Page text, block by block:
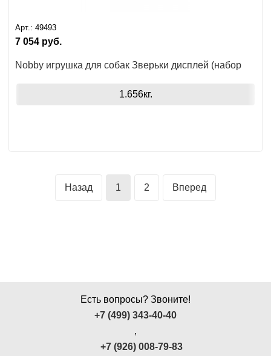
Арт.: 49493
7 054 руб.
Nobby игрушка для собак Зверьки дисплей (набор
1.656кг.
Назад 1 2 Вперед
Есть вопросы? Звоните!
+7 (499) 343-40-40
,
+7 (926) 008-79-83